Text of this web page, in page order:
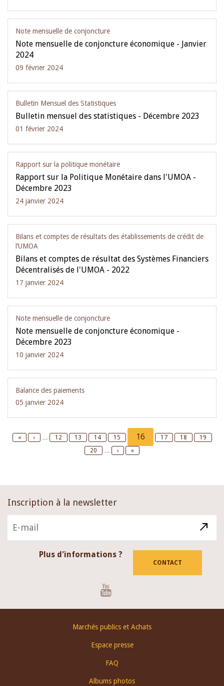
Note mensuelle de conjoncture
Note mensuelle de conjoncture économique - Janvier
2024
09 février 2024
Bulletin Mensuel des Statistiques
Bulletin mensuel des statistiques - Décembre 2023
01 février 2024
Rapport sur la politique monétaire
Rapport sur la Politique Monétaire dans l'UMOA -
Décembre 2023
24 janvier 2024
Bilans et comptes de résultats des établissements de crédit de
l‘UMOA
Bilans et comptes de résultat des Systèmes Financiers
Décentralisés de l'UMOA - 2022
17 janvier 2024
Note mensuelle de conjoncture
Note mensuelle de conjoncture économique -
Décembre 2023
10 janvier 2024
Balance des paiements
05 janvier 2024
First
«
Previous
‹ … Page
12 Page
13 Page
14 Page
15
Current
page
16 Page
17 Page
18 Page
19
Page
20 …
Next
›
Last
»
Inscription à la newsletter
Plus d'informations ?
CONTACT
Marchés publics et Achats
Espace presse
FAQ
Albums photos